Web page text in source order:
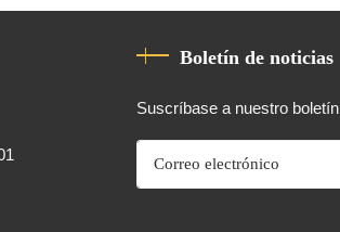
Boletín de noticias
Suscríbase a nuestro boletín